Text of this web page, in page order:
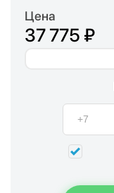
Цена
37 775 ₽